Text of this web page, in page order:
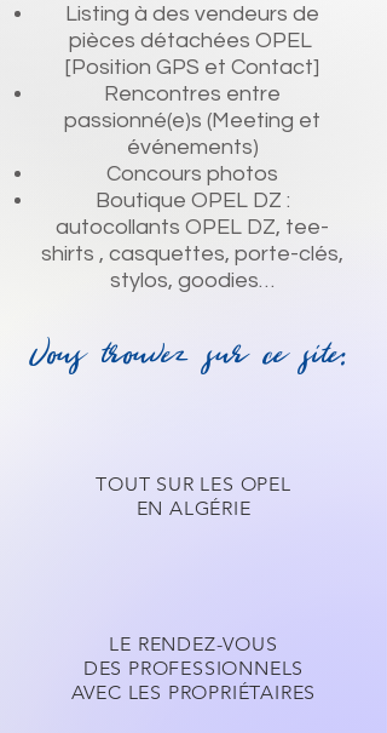
Listing à des vendeurs de
pièces détachées OPEL
[Position GPS et Contact]
Rencontres entre
passionné(e)s (Meeting et
événements)
Concours photos
Boutique OPEL DZ :
autocollants OPEL DZ, tee-
shirts , casquettes, porte-clés,
stylos, goodies…
Vous trouvez sur ce site:
TOUT SUR LES OPEL
EN ALGÉRIE
LE RENDEZ-VOUS
DES PROFESSIONNELS
AVEC LES PROPRIÉTAIRES